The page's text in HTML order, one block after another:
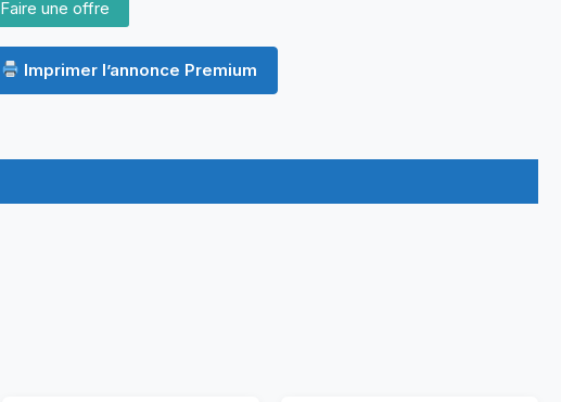
Faire une offre
Imprimer l’annonce Premium